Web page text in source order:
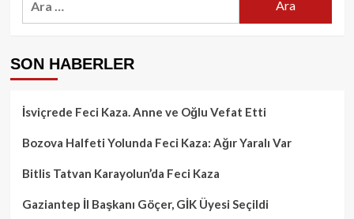
SON HABERLER
İsviçrede Feci Kaza. Anne ve Oğlu Vefat Etti
Bozova Halfeti Yolunda Feci Kaza: Ağır Yaralı Var
Bitlis Tatvan Karayolun’da Feci Kaza
Gaziantep İl Başkanı Göçer, GİK Üyesi Seçildi